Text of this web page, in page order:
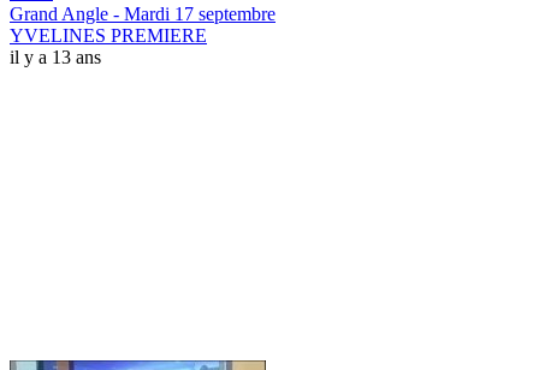
Grand Angle - Mardi 17 septembre
YVELINES PREMIERE
il y a 13 ans